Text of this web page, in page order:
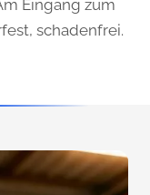
Eingang zum
schadenfrei.